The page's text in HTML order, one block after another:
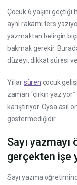
Çocuk 6 yaşını geçtiği
aynı rakamı ters
yazmaktan belirgin
bakmak gerekir.
düzeyi, dikkat süresi
Yıllarsüren çocuk
zaman “çirkin
karıştırıyor. Oysa
göstermediğidir.
Sayı
gerçekten işe
Sayı yazma